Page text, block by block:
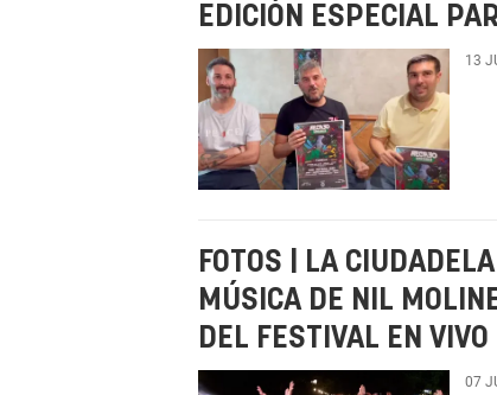
EDICIÓN ESPECIAL
13
FOTOS | LA
MÚSICA DE NIL
DEL FESTIVAL EN VIVO
07